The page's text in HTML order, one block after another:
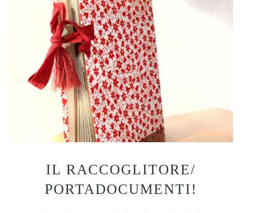
IL RACCOGLITORE/
PORTADOCUMENTI!